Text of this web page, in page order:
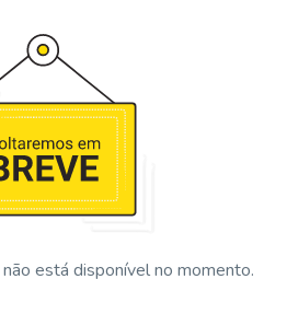
está disponível no momento.